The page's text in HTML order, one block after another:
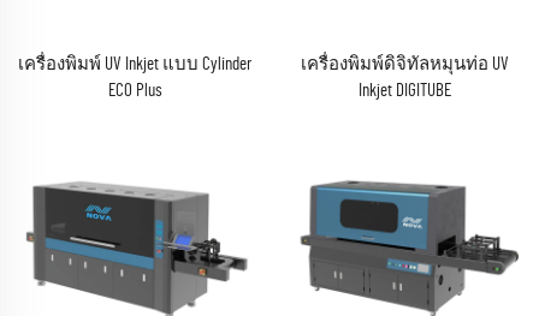
เครื่องพิมพ์ UV Inkjet แบบ Cylinder
ECO Plus
เครื่องพิมพ์ดิจิทัลหมุนท่อ UV
Inkjet DIGITUBE